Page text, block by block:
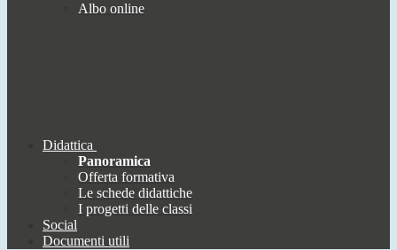
Albo online
Didattica
Panoramica
Offerta formativa
Le schede didattiche
I progetti delle classi
Social
Documenti utili